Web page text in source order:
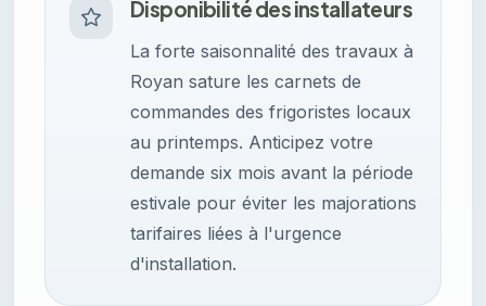
Disponibilité des installateurs
La forte saisonnalité des travaux à
Royan sature les carnets de
commandes des frigoristes locaux
au printemps. Anticipez votre
demande six mois avant la période
estivale pour éviter les majorations
tarifaires liées à l'urgence
d'installation.